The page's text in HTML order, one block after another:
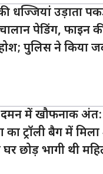
धज्जियां उड़ाता
पेडिंग, फाइन
पुलिस ने किया
दमन में खौफनाक अंत:
का ट्रॉली बैग में
छोड़ भागी थी